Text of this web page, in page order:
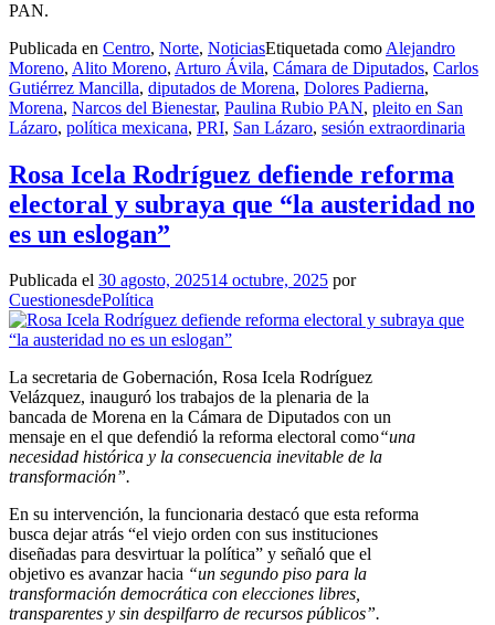
PAN.
Publicada en Centro, Norte, NoticiasEtiquetada como Alejandro
Moreno, Alito Moreno, Arturo Ávila, Cámara de Diputados, Carlos
Gutiérrez Mancilla, diputados de Morena, Dolores Padierna,
Morena, Narcos del Bienestar, Paulina Rubio PAN, pleito en San
Lázaro, política mexicana, PRI, San Lázaro, sesión extraordinaria
Rosa Icela Rodríguez defiende reforma
electoral y subraya que “la austeridad no
es un eslogan”
Publicada el 30 agosto, 202514 octubre, 2025 por
CuestionesdePolítica
La secretaria de Gobernación, Rosa Icela Rodríguez
Velázquez, inauguró los trabajos de la plenaria de la
bancada de Morena en la Cámara de Diputados con un
mensaje en el que defendió la reforma electoral como“una
necesidad histórica y la consecuencia inevitable de la
transformación”.
En su intervención, la funcionaria destacó que esta reforma
busca dejar atrás “el viejo orden con sus instituciones
diseñadas para desvirtuar la política” y señaló que el
objetivo es avanzar hacia “un segundo piso para la
transformación democrática con elecciones libres,
transparentes y sin despilfarro de recursos públicos”.